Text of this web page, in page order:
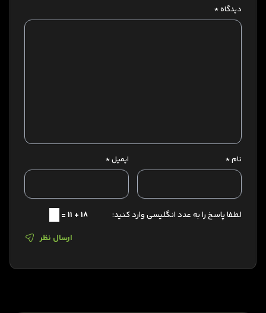
دیدگاه*
نام* ایمیل*
لطفا پاسخ را به عدد انگلیسی وارد کنید:
18 + 11 =
ارسال نظر